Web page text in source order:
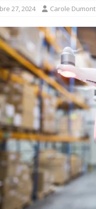
27, 2024 Carole Dumont